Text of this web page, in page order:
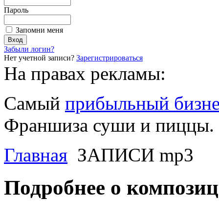
Пароль
Запомни меня
Забыли логин?
Нет учетной записи? Зарегистрироваться
На правах рекламы:
Самый прибыльный
Франшиза суши и пиццы.
Главная ЗАПИСИ mp3
Подробнее о